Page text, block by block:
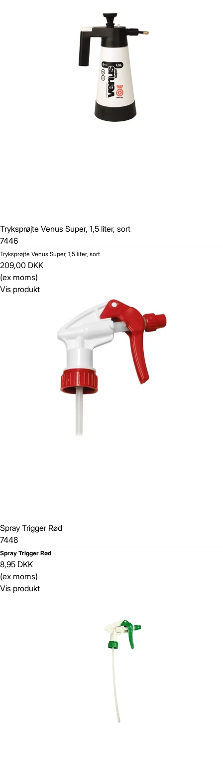
Tryksprøjte Venus Super, 1,5 liter, sort
7446
Tryksprøjte Venus Super, 1,5 liter, sort
209,00 DKK
(ex moms)
Vis produkt
Spray Trigger Rød
7448
Spray Trigger Rød
8,95 DKK
(ex moms)
Vis produkt